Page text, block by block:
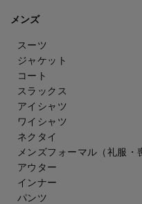
メンズ
スーツ
ジャケット
コート
スラックス
アイシャツ
ワイシャツ
ネクタイ
メンズフォーマル （礼服・
アウター
インナー
パンツ